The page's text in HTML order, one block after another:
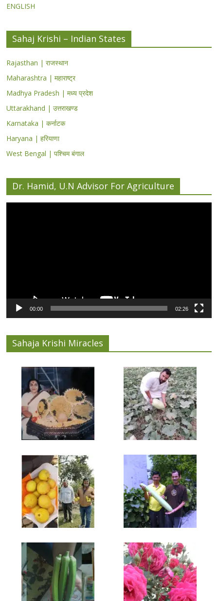
ENGLISH
Sahaj Krishi – Indian States
Rajasthan | राजस्थान
Maharashtra | महाराष्ट्र
Madhya Pradesh | मध्य प्रदेश
Uttarakhand | उत्तराखण्ड
Karnataka | कर्नाटक
Haryana | हरियाणा
West Bengal | पश्चिम बंगाल
Dr. Hamid, U.N Advisor For Agriculture
00:00 02:26
Sahaja Krishi Miracles